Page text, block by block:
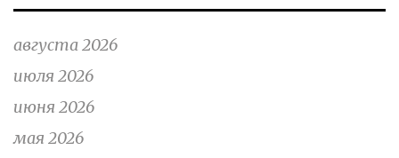
августа 2026
июля 2026
июня 2026
мая 2026